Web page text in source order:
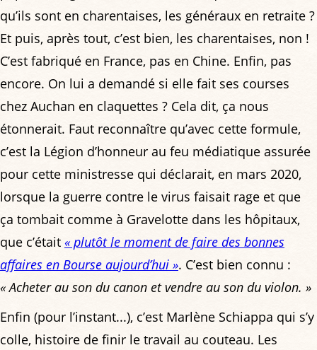
qu’ils sont en charentaises, les généraux en retraite ?
Et puis, après tout, c’est bien, les charentaises, non !
C’est fabriqué en France, pas en Chine. Enfin, pas
encore. On lui a demandé si elle fait ses courses
chez Auchan en claquettes ? Cela dit, ça nous
étonnerait. Faut reconnaître qu’avec cette formule,
c’est la Légion d’honneur au feu médiatique assurée
pour cette ministresse qui déclarait, en mars 2020,
lorsque la guerre contre le virus faisait rage et que
ça tombait comme à Gravelotte dans les hôpitaux,
que c’était « plutôt le moment de faire des bonnes
affaires en Bourse aujourd’hui ». C’est bien connu :
« Acheter au son du canon et vendre au son du violon. »
Enfin (pour l’instant...), c’est Marlène Schiappa qui s’y
colle, histoire de finir le travail au couteau. Les